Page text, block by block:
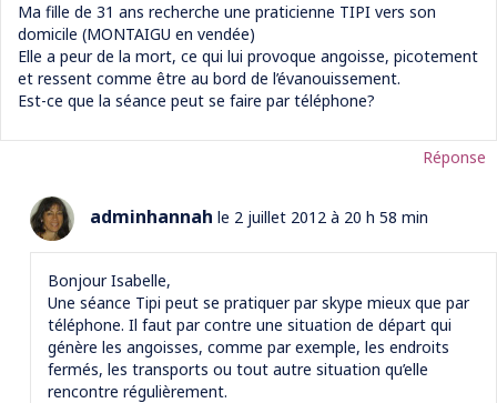
Ma fille de 31 ans recherche une praticienne TIPI vers son
domicile (MONTAIGU en vendée)
Elle a peur de la mort, ce qui lui provoque angoisse, picotement
et ressent comme être au bord de l’évanouissement.
Est-ce que la séance peut se faire par téléphone?
Réponse
adminhannah le 2 juillet 2012 à 20 h 58 min
Bonjour Isabelle,
Une séance Tipi peut se pratiquer par skype mieux que par
téléphone. Il faut par contre une situation de départ qui
génère les angoisses, comme par exemple, les endroits
fermés, les transports ou tout autre situation qu’elle
rencontre régulièrement.